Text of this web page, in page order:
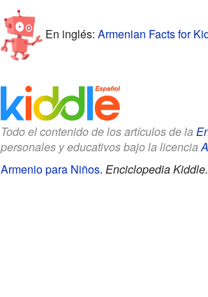
En inglés: Armenian Facts for
Todo el contenido de los artículos de la
personales y educativos bajo la licencia
Armenio para Niños. Enciclopedia Kiddle.